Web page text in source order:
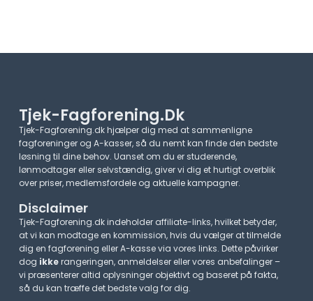
Tjek-Fagforening.dk
Tjek-Fagforening.dk hjælper dig med at sammenligne
fagforeninger og A-kasser, så du nemt kan finde den bedste
løsning til dine behov. Uanset om du er studerende,
lønmodtager eller selvstændig, giver vi dig et hurtigt overblik
over priser, medlemsfordele og aktuelle kampagner.​
Disclaimer
Tjek-Fagforening.dk indeholder affiliate-links, hvilket betyder,
at vi kan modtage en kommission, hvis du vælger at tilmelde
dig en fagforening eller A-kasse via vores links. Dette påvirker
dog ikkerangeringen, anmeldelser eller vores anbefalinger –
vi præsenterer altid oplysninger objektivt og baseret på fakta,
så du kan træffe det bedste valg for dig.